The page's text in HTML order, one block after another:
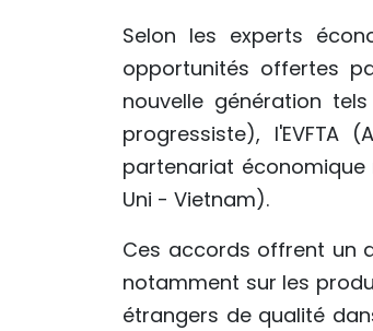
Selon les experts
opportunités offertes
nouvelle génération
progressiste), l'EVFTA
partenariat économique
Uni - Vietnam).
Ces accords offrent un
notamment sur les
étrangers de qualité